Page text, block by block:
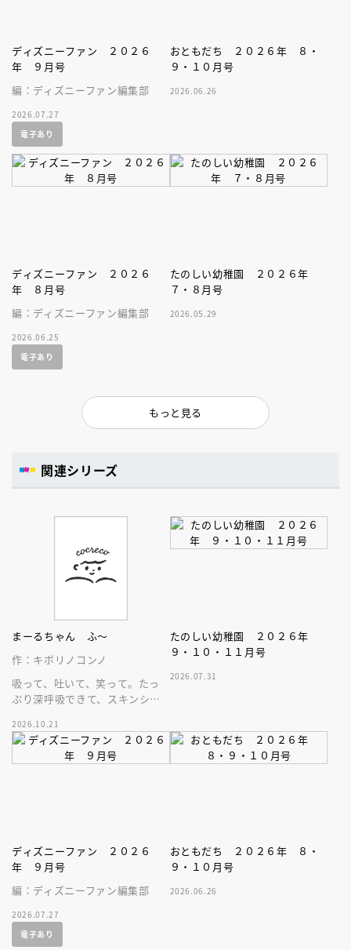
ディズニーファン ２０２６
年 ９月号
編：ディズニーファン編集部
2026.07.27
電子あり
おともだち ２０２６年 ８・
９・１０月号
2026.06.26
ディズニーファン ２０２６
年 ８月号
編：ディズニーファン編集部
2026.06.25
電子あり
たのしい幼稚園 ２０２６年
７・８月号
2026.05.29
もっと見る
関連シリーズ
まーるちゃん ふ～
作：キボリノコンノ
吸って、吐いて、笑って。たっ
ぷり深呼吸できて、スキンシッ
家、キボリノコンノ初のファー
ストブック。
2026.10.21
たのしい幼稚園 ２０２６年
９・１０・１１月号
2026.07.31
ディズニーファン ２０２６
年 ９月号
編：ディズニーファン編集部
2026.07.27
電子あり
おともだち ２０２６年 ８・
９・１０月号
2026.06.26